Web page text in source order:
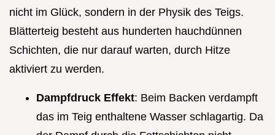
nicht im Glück, sondern in der Physik des Teigs.
Blätterteig besteht aus hunderten hauchdünnen
Schichten, die nur darauf warten, durch Hitze
aktiviert zu werden.
Dampfdruck Effekt: Beim Backen verdampft
das im Teig enthaltene Wasser schlagartig. Da